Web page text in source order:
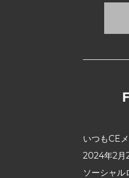
いつもCE
2024年2月
ソーシャ